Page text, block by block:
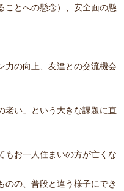
ことへの懸念）、安全面の懸
力の向上、友達との交流機会
老い」という大きな課題に直
もお一人住まいの方が亡くな
のの、普段と違う様子にでき